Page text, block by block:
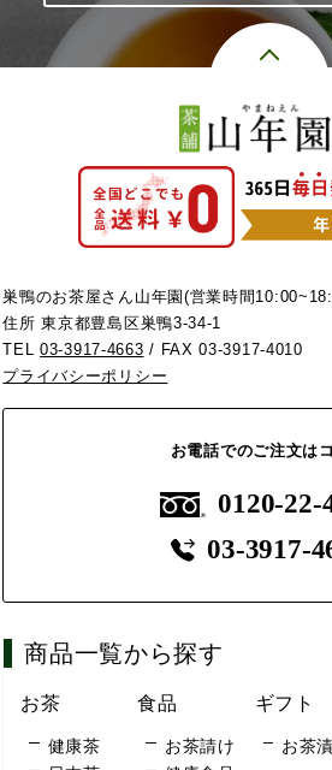
巣鴨のお茶屋さん山年園(営業時間
住所 東京都豊島区巣鴨3-34-1
TEL03-3917-4663 / FAX 03-3917-4010
プライバシーポリシー
お電話でのご注文は
0120-22-
03-3917-
商品一覧から探す
お茶
健康茶
食品
お茶請け
ギフト
お茶